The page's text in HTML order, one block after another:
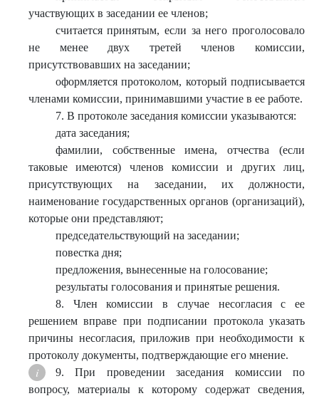
участвующих в заседании ее членов;
считается принятым, если за него проголосовало
не менее двух третей членов комиссии,
присутствовавших на заседании;
оформляется протоколом, который подписывается
членами комиссии, принимавшими участие в ее работе.
7. В протоколе заседания комиссии указываются:
дата заседания;
фамилии, собственные имена, отчества (если
таковые имеются) членов комиссии и других лиц,
присутствующих на заседании, их должности,
наименование государственных органов (организаций),
которые они представляют;
председательствующий на заседании;
повестка дня;
предложения, вынесенные на голосование;
результаты голосования и принятые решения.
8. Член комиссии в случае несогласия с ее
решением вправе при подписании протокола указать
причины несогласия, приложив при необходимости к
протоколу документы, подтверждающие его мнение.
9. При проведении заседания комиссии по
вопросу, материалы к которому содержат сведения,